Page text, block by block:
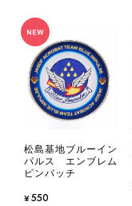
松島基地ブルーイン
パルス エンブレム
ピンバッチ
¥550